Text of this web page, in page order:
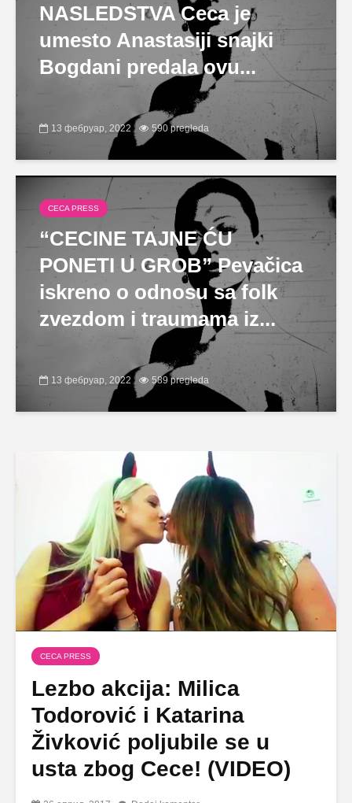
NASLEDSTVA Ceca je
umesto Anastasiji snajki
Bogdani predala ovu...
13 фебруар, 2022 590 pregleda
CECA PRESS
“CECINE TAJNE ĆU
PONETI U GROB” Pevačica
iskreno o odnosu sa folk
zvezdom i traumama iz...
13 фебруар, 2022 589 pregleda
CECA PRESS
Lezbo akcija: Milica
Todorović i Katarina
Živković poljubile se u
usta zbog Cece! (VIDEO)